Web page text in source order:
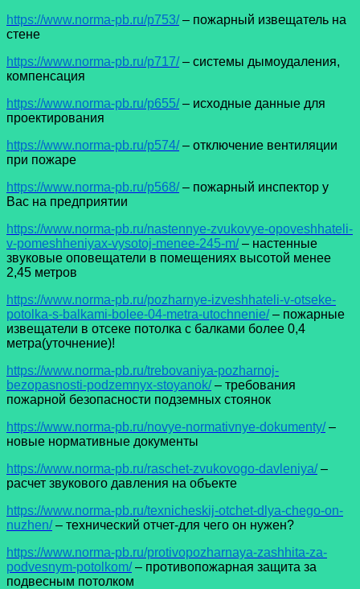
https://www.norma-pb.ru/p753/– пожарный извещатель на
стене
https://www.norma-pb.ru/p717/– системы дымоудаления,
компенсация
https://www.norma-pb.ru/p655/– исходные данные для
проектирования
https://www.norma-pb.ru/p574/– отключение вентиляции
при пожаре
https://www.norma-pb.ru/p568/– пожарный инспектор у
Вас на предприятии
https://www.norma-pb.ru/nastennye-zvukovye-opoveshhateli-
v-pomeshheniyax-vysotoj-menee-245-m/– настенные
звуковые оповещатели в помещениях высотой менее
2,45 метров
https://www.norma-pb.ru/pozharnye-izveshhateli-v-otseke-
potolka-s-balkami-bolee-04-metra-utochnenie/– пожарные
извещатели в отсеке потолка с балками более 0,4
метра(уточнение)!
https://www.norma-pb.ru/trebovaniya-pozharnoj-
bezopasnosti-podzemnyx-stoyanok/– требования
пожарной безопасности подземных стоянок
https://www.norma-pb.ru/novye-normativnye-dokumenty/–
новые нормативные документы
https://www.norma-pb.ru/raschet-zvukovogo-davleniya/–
расчет звукового давления на объекте
https://www.norma-pb.ru/texnicheskij-otchet-dlya-chego-on-
nuzhen/– технический отчет-для чего он нужен?
https://www.norma-pb.ru/protivopozharnaya-zashhita-za-
podvesnym-potolkom/– противопожарная защита за
подвесным потолком